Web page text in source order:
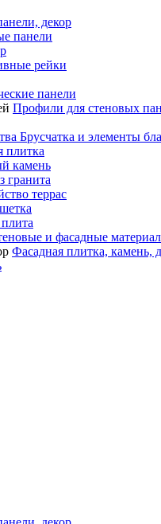
декор
панели
рейки
панели
Профили для стеновых
Брусчатка и элементы
плитка
камень
гранита
террас
и фасадные
Фасадная плитка, камень,